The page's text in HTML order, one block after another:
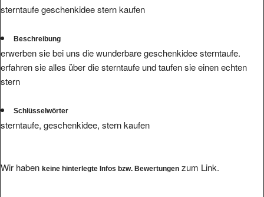
sterntaufe geschenkidee stern kaufen
Beschreibung
erwerben sie bei uns die wunderbare geschenkidee sterntaufe.
erfahren sie alles über die sterntaufe und taufen sie einen echten
stern
Schlüsselwörter
sterntaufe, geschenkidee, stern kaufen
Wir haben keine hinterlegte Infos bzw. Bewertungen zum Link.